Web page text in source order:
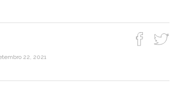
22, 2021